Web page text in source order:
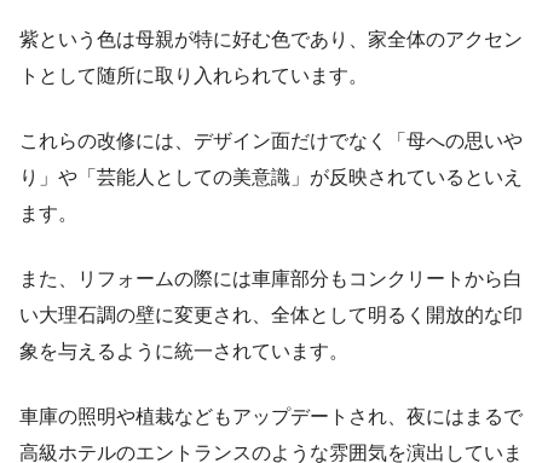
紫という色は母親が特に好む色であり、家全体のアクセン
トとして随所に取り入れられています。
これらの改修には、デザイン面だけでなく「母への思いや
り」や「芸能人としての美意識」が反映されているといえ
ます。
また、リフォームの際には車庫部分もコンクリートから白
い大理石調の壁に変更され、全体として明るく開放的な印
象を与えるように統一されています。
車庫の照明や植栽などもアップデートされ、夜にはまるで
高級ホテルのエントランスのような雰囲気を演出していま